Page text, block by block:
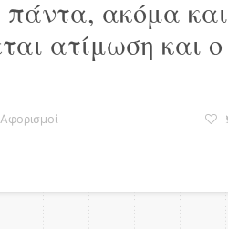
ακόμα και
ατίμωση και ο
Αφορισμοί